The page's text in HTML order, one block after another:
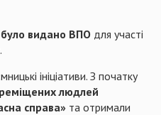
видано ВПО для участі
ініціативи. З початку
людлей
справа» та отримали